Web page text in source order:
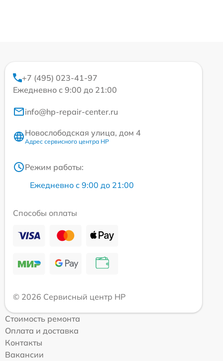
+7 (495) 023-41-97
Ежедневно с 9:00 до 21:00
info@hp-repair-center.ru
Новослободская улица, дом 4
Адрес сервисного центра HP
Режим работы:
Ежедневно с 9:00 до 21:00
Способы оплаты
© 2026 Сервисный центр HP
Стоимость ремонта
Оплата и доставка
Контакты
Вакансии